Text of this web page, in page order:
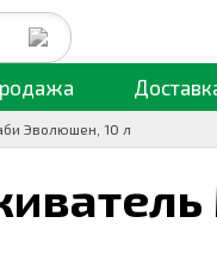
Эволюшен, 10 л